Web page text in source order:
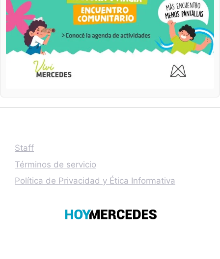
Staff
Términos de servicio
Política de Privacidad y Ética Informativa